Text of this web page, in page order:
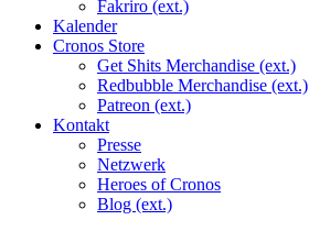
Fakriro (ext.)
Kalender
Cronos Store
Get Shits Merchandise (ext.)
Redbubble Merchandise (ext.)
Patreon (ext.)
Kontakt
Presse
Netzwerk
Heroes of Cronos
Blog (ext.)